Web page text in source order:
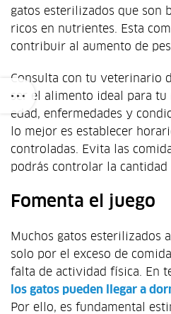
gatos esterilizados que son
ricos en nutrientes. Esta
contribuir al aumento de
Consulta con tu veterinario
ser el alimento ideal para tu
edad, enfermedades y
lo mejor es establecer
controladas. Evita las
podrás controlar la cantidad
Fomenta el juego
Muchos gatos esterilizados
solo por el exceso de
falta de actividad física. En
los gatos pueden llegar a
Por ello, es fundamental